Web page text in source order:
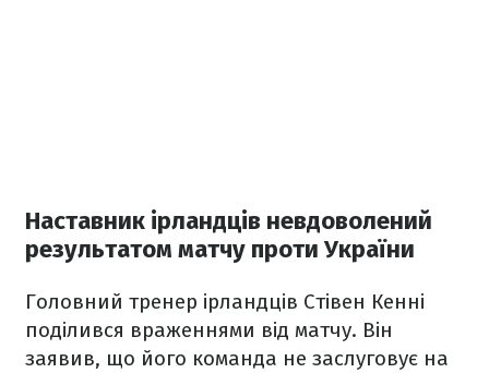
Наставник ірландців невдоволений
результатом матчу проти України
Головний тренер ірландців Стівен Кенні
поділився враженнями від матчу. Він
заявив, що його команда не заслуговує на